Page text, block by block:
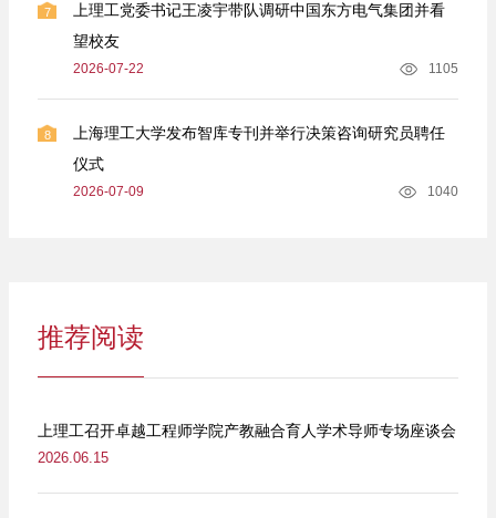
7
上理工党委书记王凌宇带队调研中国东方电气集团并看
望校友
2026-07-22 1105
8
上海理工大学发布智库专刊并举行决策咨询研究员聘任
仪式
2026-07-09 1040
推荐阅读
上理工召开卓越工程师学院产教融合育人学术导师专场座谈会
2026.06.15